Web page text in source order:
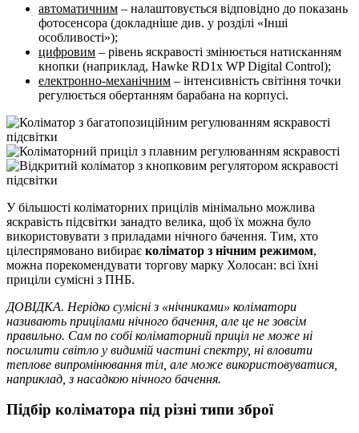
автоматичним – налаштовується відповідно до показань
фотосенсора (докладніше див. у розділі «Інші
особливості»);
цифровим ­– рівень яскравості змінюється натисканням
кнопки (наприклад, Hawke RD1x WP Digital Control);
електронно-механічним – інтенсивність світіння точки
регулюється обертанням барабана на корпусі.
У більшості коліматорних прицілів мінімально можлива
яскравість підсвітки занадто велика, щоб їх можна було
використовувати з приладами нічного бачення. Тим, хто
цілеспрямовано вибирає коліматор з нічним режимом,
можна порекомендувати торгову марку Холосан: всі їхні
приціли сумісні з ПНБ.
ДОВІДКА. Нерідко сумісні з «нічниками» коліматори
називають прицілами нічного бачення, але це не зовсім
правильно. Сам по собі коліматорний приціл не може ні
посилити світло у видимій частині спектру, ні вловити
теплове випромінювання тіл, але може використовуватися,
наприклад, з насадкою нічного бачення.
Підбір коліматора під різні типи зброї